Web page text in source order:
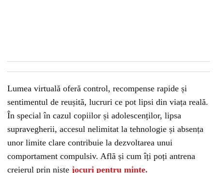
Lumea virtuală oferă control, recompense rapide și
sentimentul de reușită, lucruri ce pot lipsi din viața reală.
În special în cazul copiilor și adolescenților, lipsa
supravegherii, accesul nelimitat la tehnologie și absența
unor limite clare contribuie la dezvoltarea unui
comportament compulsiv. Află și cum îți poți antrena
creierul prin niște jocuri pentru minte.